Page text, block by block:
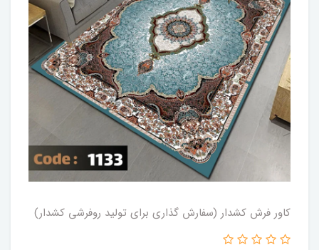
کاور فرش کشدار (سفارش گذاری برای تولید روفرشی کشدار)